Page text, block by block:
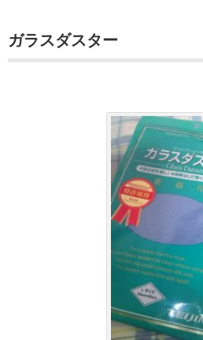
ガラスダスター